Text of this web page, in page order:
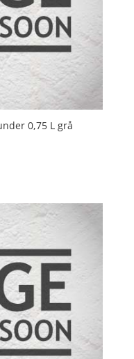
0,75 L grå